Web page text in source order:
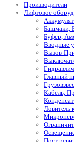
Производители
Лифтовое
Башмаки,
Буфер,
Вводные
Вызов-
Главный
Кабель,
Ловитель